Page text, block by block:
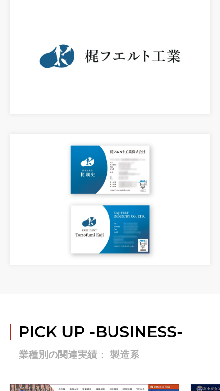
PICK UP -BUSINESS-
業種別の関連実績： 製造系